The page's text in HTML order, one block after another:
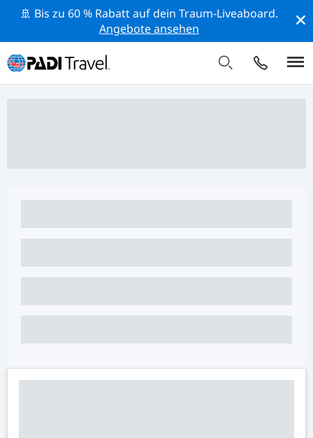
🚢 Bis zu 60 % Rabatt auf dein Traum-Liveaboard.
Angebote ansehen